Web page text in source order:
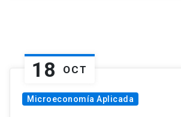
18 OCT
Microeconomía Aplicada